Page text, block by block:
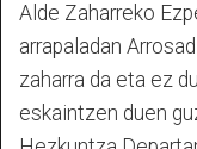
Alde Zaharreko
arrapaladan
zaharra da eta ez
eskaintzen duen